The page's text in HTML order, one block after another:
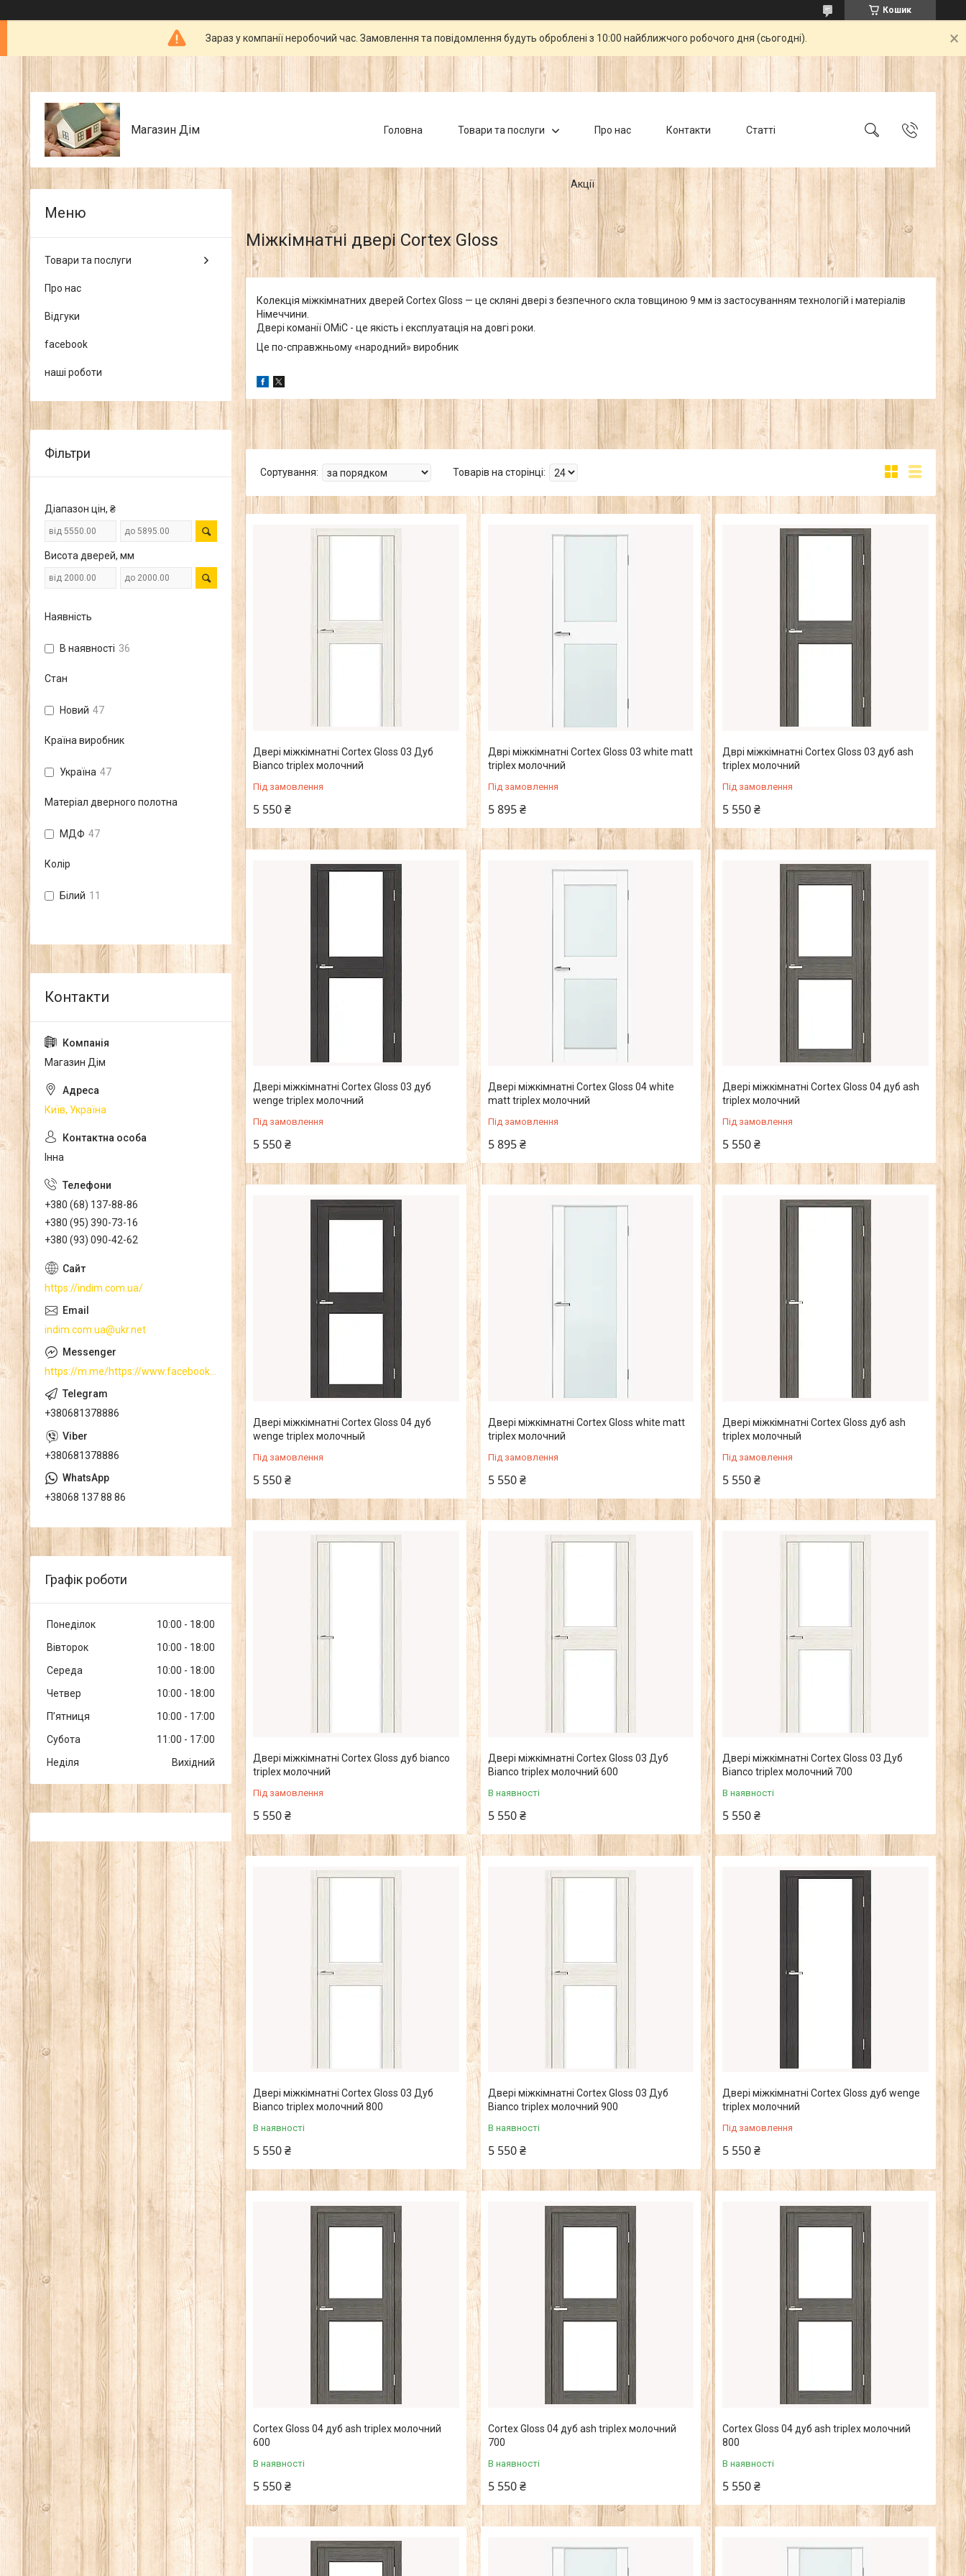
Кошик
Зараз у компанії неробочий час. Замовлення та повідомлення будуть оброблені з 10:00 найближчого робочого дня (сьогодні).
Магазин Дім Головна Товари та послуги Про нас Контакти Статті
Акції
Міжкімнатні двері Cortex Gloss
Колекція міжкімнатних дверей Cortex Gloss — це скляні двері з безпечного скла товщиною 9 мм із застосуванням технологій і матеріалів
Німеччини.
Двері команії ОМіС - це якість і експлуатація на довгі роки.
Це по-справжньому «народний» виробник
Двері міжкімнатні Cortex Gloss 03 Дуб
Bianco triplex молочний
Під замовлення
5 550 ₴
Дврі міжкімнатні Cortex Gloss 03 white matt
triplex молочний
Під замовлення
5 895 ₴
Дврі міжкімнатні Cortex Gloss 03 дуб ash
triplex молочний
Під замовлення
5 550 ₴
Двері міжкімнатні Cortex Gloss 03 дуб
wenge triplex молочний
Під замовлення
5 550 ₴
Двері міжкімнатні Cortex Gloss 04 white
matt triplex молочний
Під замовлення
5 895 ₴
Двері міжкімнатні Cortex Gloss 04 дуб ash
triplex молочний
Під замовлення
5 550 ₴
Двері міжкімнатні Cortex Gloss 04 дуб
wenge triplex молочный
Під замовлення
5 550 ₴
Двері міжкімнатні Cortex Gloss white matt
triplex молочний
Під замовлення
5 550 ₴
Двері міжкімнатні Cortex Gloss дуб ash
triplex молочный
Під замовлення
5 550 ₴
Двері міжкімнатні Cortex Gloss дуб bianco
triplex молочний
Під замовлення
5 550 ₴
Двері міжкімнатні Cortex Gloss 03 Дуб
Bianco triplex молочний 600
В наявності
5 550 ₴
Двері міжкімнатні Cortex Gloss 03 Дуб
Bianco triplex молочний 700
В наявності
5 550 ₴
Двері міжкімнатні Cortex Gloss 03 Дуб
Bianco triplex молочний 800
В наявності
5 550 ₴
Двері міжкімнатні Cortex Gloss 03 Дуб
Bianco triplex молочний 900
В наявності
5 550 ₴
Двері міжкімнатні Cortex Gloss дуб wenge
triplex молочний
Під замовлення
5 550 ₴
Cortex Gloss 04 дуб ash triplex молочний
600
В наявності
5 550 ₴
Cortex Gloss 04 дуб ash triplex молочний
700
В наявності
5 550 ₴
Cortex Gloss 04 дуб ash triplex молочний
800
В наявності
5 550 ₴
Товари та послуги
Про нас
Відгуки
facebook
наші роботи
Фільтри
Діапазон цін, ₴
Висота дверей, мм
Наявність
В наявності 36
Стан
Новий 47
Країна виробник
Україна 47
Матеріал дверного полотна
МДФ 47
Колір
Білий 11
Магазин Дім
Київ, Україна
Інна
+380 (68) 137-88-86
+380 (95) 390-73-16
+380 (93) 090-42-62
https://indim.com.ua/
indim.com.ua@ukr.net
https://m.me/https://www.facebook.com/
+380681378886
+380681378886
+38068 137 88 86
Графік роботи
Понеділок 10:00
18:00
Вівторок
10:00
18:00
Середа
10:00
18:00
Четвер
10:00
18:00
Пʼятниця
10:00
17:00
Субота
11:00
17:00
Неділя
Вихідний